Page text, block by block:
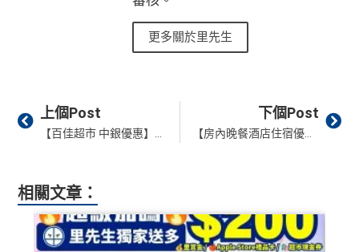
更多關於里先生
Prev
上個Post
【百佳超市 中銀優惠】憑中銀信用卡或BoC Pay逢星期五、六、日於百佳超市消費滿HK$500可享高達HK$50現金回贈🛒！
下個Post
【房內晚餐酒店住宿優惠】多達10間精選房內用餐酒店Staycation！最平連服務費低至HK$579/晚！有尖沙咀凱悅/柏寧/YMCA/文華東方等！
相關文章：